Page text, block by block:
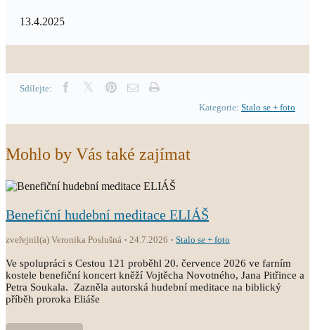
13.4.2025
Sdílejte:
Kategorie: Stalo se + foto
Mohlo by Vás také zajímat
Benefiční hudební meditace ELIÁŠ
zveřejnil(a) Veronika Poslušná 24.7.2026 Stalo se + foto
Ve spolupráci s Cestou 121 proběhl 20. července 2026 ve farním
kostele benefiční koncert kněží Vojtěcha Novotného, Jana Pitřince a
Petra Soukala. Zazněla autorská hudební meditace na biblický
příběh proroka Eliáše